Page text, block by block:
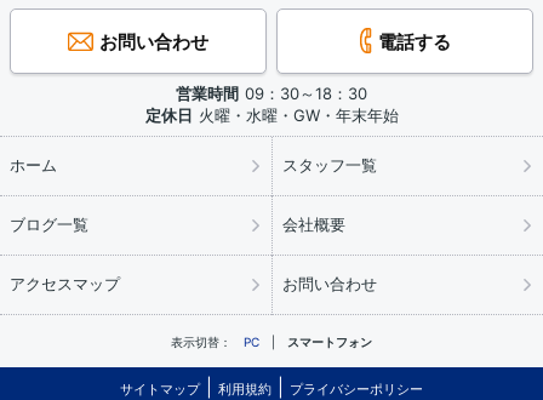
お問い合わせ 電話する
営業時間 09：30～18：30
定休日 火曜・水曜・GW・年末年始
ホーム スタッフ一覧
ブログ一覧 会社概要
アクセスマップ お問い合わせ
表示切替： PC スマートフォン
サイトマップ 利用規約 プライバシーポリシー